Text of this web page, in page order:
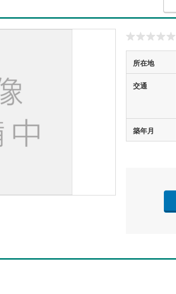
所在地
交通
築年月